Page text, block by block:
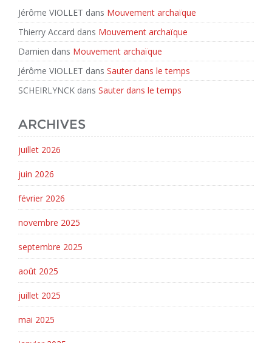
Jérôme VIOLLET dans Mouvement archaïque
Thierry Accard dans Mouvement archaïque
Damien dans Mouvement archaïque
Jérôme VIOLLET dans Sauter dans le temps
SCHEIRLYNCK dans Sauter dans le temps
ARCHIVES
juillet 2026
juin 2026
février 2026
novembre 2025
septembre 2025
août 2025
juillet 2025
mai 2025